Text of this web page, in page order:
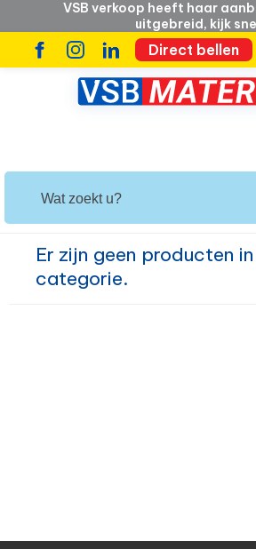
VSB verkoop heeft haar
uitgebreid, kijk
Direct bellen
Er zijn geen producten
categorie.